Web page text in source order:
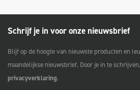
Schrijf je in voor onze nieuwsbrief
Blijf op de hoogte van nieuwste producten en
maandelijkse nieuwsbrief. Door je in te
privacyverklaring.